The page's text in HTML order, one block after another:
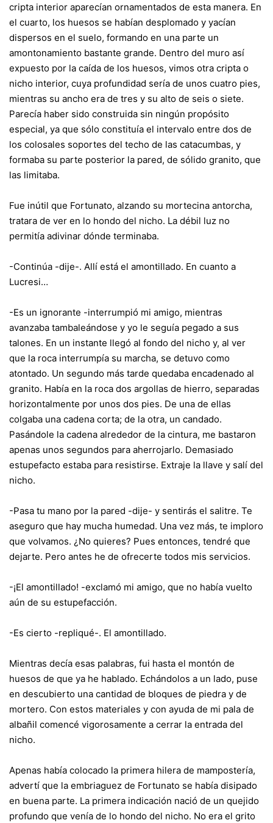
cripta interior aparecían ornamentados de esta manera. En
el cuarto, los huesos se habían desplomado y yacían
dispersos en el suelo, formando en una parte un
amontonamiento bastante grande. Dentro del muro así
expuesto por la caída de los huesos, vimos otra cripta o
nicho interior, cuya profundidad sería de unos cuatro pies,
mientras su ancho era de tres y su alto de seis o siete.
Parecía haber sido construida sin ningún propósito
especial, ya que sólo constituía el intervalo entre dos de
los colosales soportes del techo de las catacumbas, y
formaba su parte posterior la pared, de sólido granito, que
las limitaba.
Fue inútil que Fortunato, alzando su mortecina antorcha,
tratara de ver en lo hondo del nicho. La débil luz no
permitía adivinar dónde terminaba.
-Continúa -dije-. Allí está el amontillado. En cuanto a
Lucresi…
-Es un ignorante -interrumpió mi amigo, mientras
avanzaba tambaleándose y yo le seguía pegado a sus
talones. En un instante llegó al fondo del nicho y, al ver
que la roca interrumpía su marcha, se detuvo como
atontado. Un segundo más tarde quedaba encadenado al
granito. Había en la roca dos argollas de hierro, separadas
horizontalmente por unos dos pies. De una de ellas
colgaba una cadena corta; de la otra, un candado.
Pasándole la cadena alrededor de la cintura, me bastaron
apenas unos segundos para aherrojarlo. Demasiado
estupefacto estaba para resistirse. Extraje la llave y salí del
nicho.
-Pasa tu mano por la pared -dije- y sentirás el salitre. Te
aseguro que hay mucha humedad. Una vez más, te imploro
que volvamos. ¿No quieres? Pues entonces, tendré que
dejarte. Pero antes he de ofrecerte todos mis servicios.
-¡El amontillado! -exclamó mi amigo, que no había vuelto
aún de su estupefacción.
-Es cierto -repliqué-. El amontillado.
Mientras decía esas palabras, fui hasta el montón de
huesos de que ya he hablado. Echándolos a un lado, puse
en descubierto una cantidad de bloques de piedra y de
mortero. Con estos materiales y con ayuda de mi pala de
albañil comencé vigorosamente a cerrar la entrada del
nicho.
Apenas había colocado la primera hilera de mampostería,
advertí que la embriaguez de Fortunato se había disipado
en buena parte. La primera indicación nació de un quejido
profundo que venía de lo hondo del nicho. No era el grito